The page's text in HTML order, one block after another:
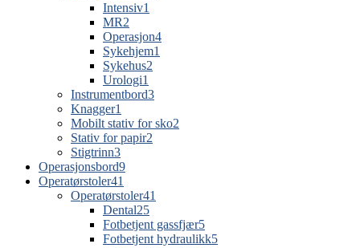
Intensiv1
MR2
Operasjon4
Sykehjem1
Sykehus2
Urologi1
Instrumentbord3
Knagger1
Mobilt stativ for sko2
Stativ for papir2
Stigtrinn3
Operasjonsbord9
Operatørstoler41
Operatørstoler41
Dental25
Fotbetjent gassfjær5
Fotbetjent hydraulikk5